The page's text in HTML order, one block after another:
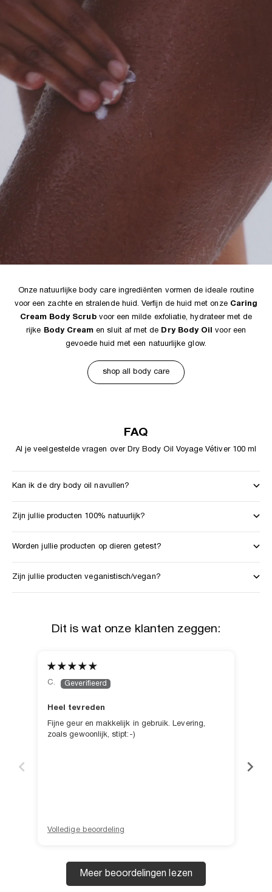
Onze natuurlijke body care ingrediënten vormen de ideale routine
voor een zachte en stralende huid. Verfijn de huid met onze Caring
Cream Body Scrubvoor een milde exfoliatie, hydrateer met de
rijke Body Cream en sluit af met de Dry Body Oil
voor een
gevoede huid met een natuurlijke glow.
shop all body care
FAQ
Al je veelgestelde vragen over Dry Body Oil Voyage Vétiver 100 ml
Kan ik de dry body oil navullen?
Zijn jullie producten 100% natuurlijk?
Worden jullie producten op dieren getest?
Zijn jullie producten veganistisch/vegan?
Dit is wat onze klanten zeggen:
C.
Heel tevreden
Fijne geur en makkelijk in gebruik. Levering,
zoals gewoonlijk, stipt:-)
Volledige beoordeling
Meer beoordelingen lezen